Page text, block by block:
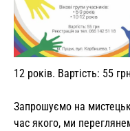
12 років. Вартість: 55
Запрошуємо на
час якого, ми